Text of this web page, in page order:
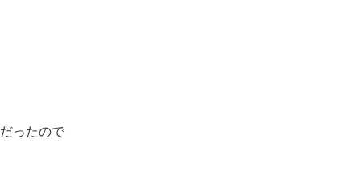
ったので